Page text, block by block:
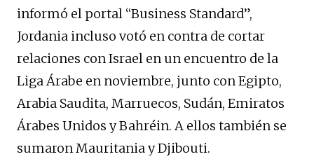
informó el portal “Business Standard”,
Jordania incluso votó en contra de cortar
relaciones con Israel en un encuentro de la
Liga Árabe en noviembre, junto con Egipto,
Arabia Saudita, Marruecos, Sudán, Emiratos
Árabes Unidos y Bahréin. A ellos también se
sumaron Mauritania y Djibouti.